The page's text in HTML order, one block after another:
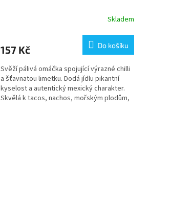
Skladem
157 Kč Do košíku
Svěží pálivá omáčka spojující výrazné chilli
a šťavnatou limetku. Dodá jídlu pikantní
kyselost a autentický mexický charakter.
Skvělá k tacos, nachos, mořským plodům,